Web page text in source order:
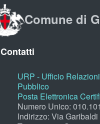
Comune di
Contatti
URP - Ufficio
Pubblico
Posta Elettronica
Numero Unico:
Indirizzo: Via